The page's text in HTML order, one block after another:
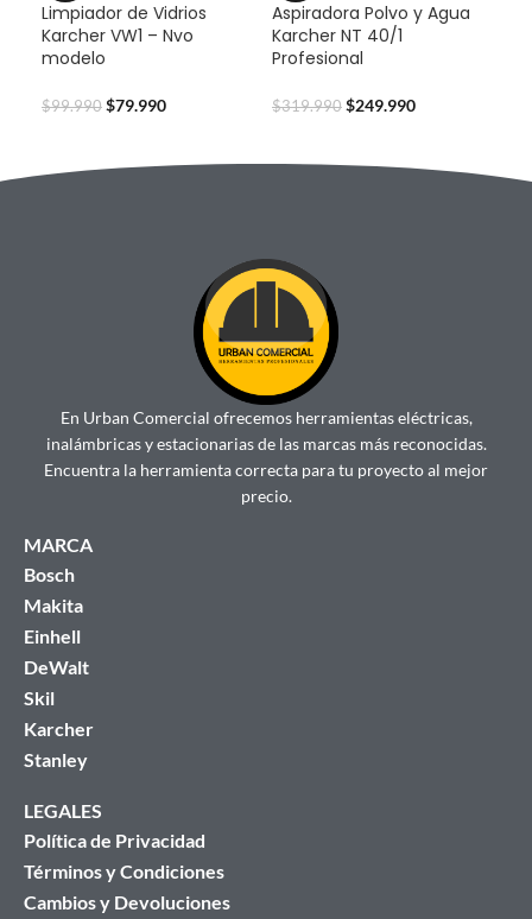
Limpiador de Vidrios
Karcher VW1 – Nvo
modelo
$99.990 $79.990
Aspiradora Polvo y Agua
Karcher NT 40/1
Profesional
$319.990 $249.990
En Urban Comercial ofrecemos herramientas eléctricas,
inalámbricas y estacionarias de las marcas más reconocidas.
Encuentra la herramienta correcta para tu proyecto al mejor
precio.
MARCA
Bosch
Makita
Einhell
DeWalt
Skil
Karcher
Stanley
LEGALES
Política de Privacidad
Términos y Condiciones
Cambios y Devoluciones